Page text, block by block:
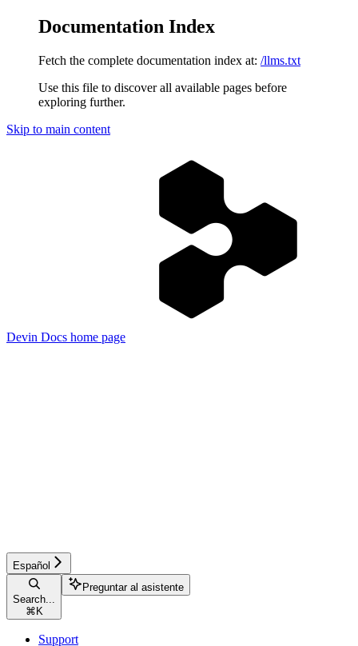
Documentation Index
Fetch the complete documentation index at: /llms.txt
Use this file to discover all available pages before
exploring further.
Skip to main content
Devin Docs home page
Español
Search...
⌘ K
Preguntar al asistente
Support